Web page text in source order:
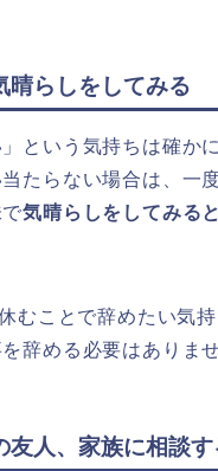
晴らしをしてみる
という気持ちは確か
たらない場合は、一
気晴らしをしてみる
むことで辞めたい気
辞める必要はありませ
友人、家族に相談す